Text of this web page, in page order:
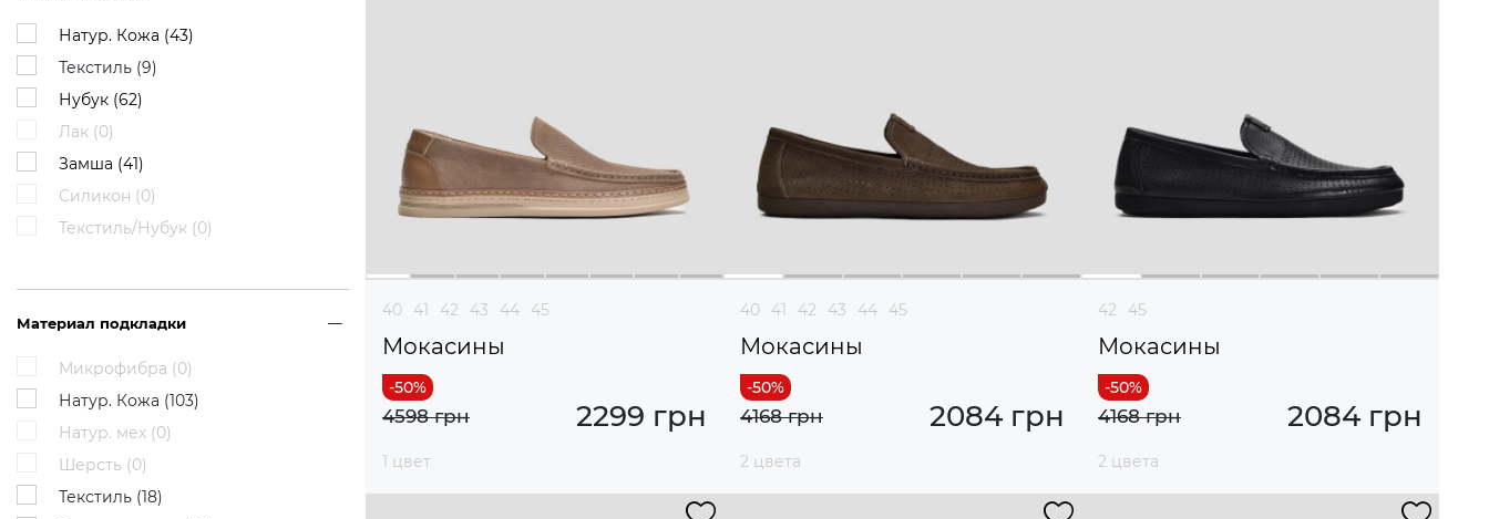
Натур. Кожа (43)
Текстиль (9)
Нубук (62)
Лак (0)
Замша (41)
Силикон (0)
Текстиль/Нубук (0)
Материал подкладки
Микрофибра (0)
Натур. Кожа (103)
Натур. мех (0)
Шерсть (0)
Текстиль (18)
40 41 42 43 44 45
Мокасины
2299 грн
4598 грн
1 цвет
40 41 42 43 44 45
Мокасины
2084 грн
4168 грн
2 цвета
42 45
Мокасины
2084 грн
4168 грн
2 цвета